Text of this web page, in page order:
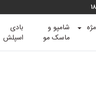
18
مژه
شامپو و
ماسک مو
بادی
اسپلش